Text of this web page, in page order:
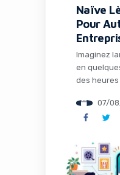
Naïve
Pour
Imaginez
en
des
des outils
solutions
Naïve, une
lever 28,5
pour
07/